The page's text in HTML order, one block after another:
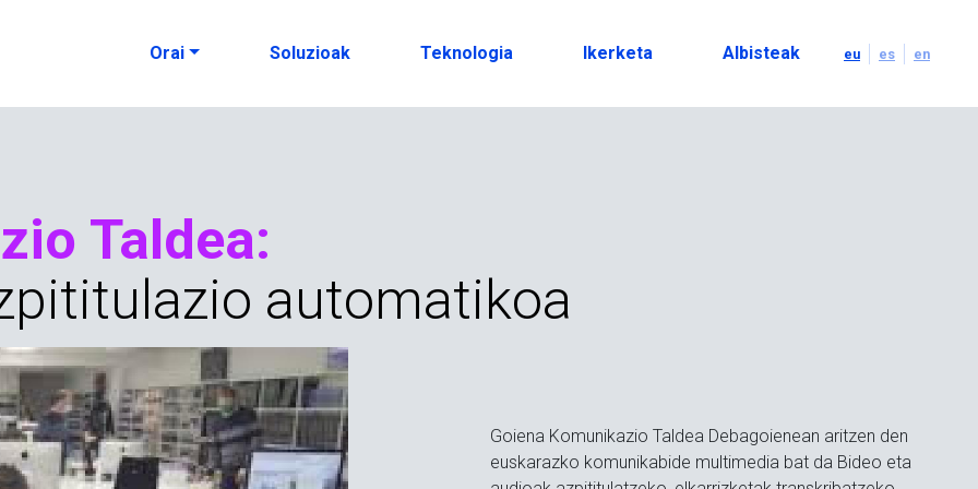
Orai Soluzioak Teknologia Ikerketa Albisteak eu es en
Taldea:
automatikoa
Goiena Komunikazio Taldea Debagoienean aritzen den
euskarazko komunikabide multimedia bat da Bideo eta